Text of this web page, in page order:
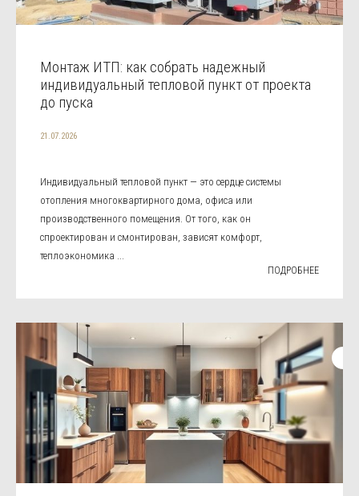
Монтаж ИТП: как собрать надежный
индивидуальный тепловой пункт от проекта
до пуска
21.07.2026
Индивидуальный тепловой пункт — это сердце системы
отопления многоквартирного дома, офиса или
производственного помещения. От того, как он
спроектирован и смонтирован, зависят комфорт,
теплоэкономика ...
ПОДРОБНЕЕ